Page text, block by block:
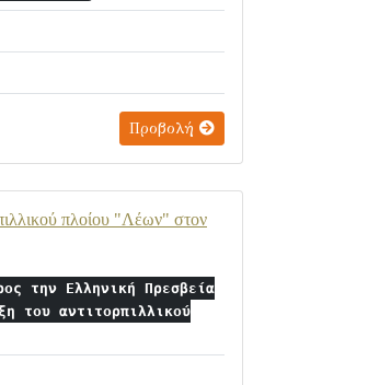
Προβολή
πλοίου "Λέων" στον
την Ελληνική Πρεσβεία
του αντιτορπιλλικού